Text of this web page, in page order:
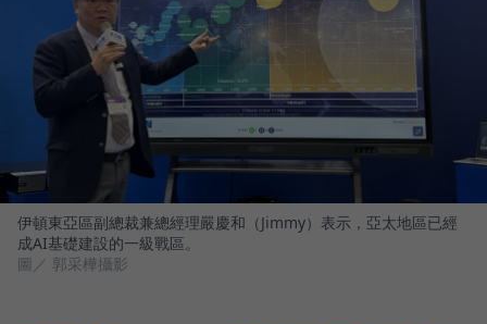
伊頓東亞區副總裁兼總經理嚴慶和（Jimmy）表示，亞太地區已經
成AI基礎建設的一級戰區。
圖／ 郭采樺攝影